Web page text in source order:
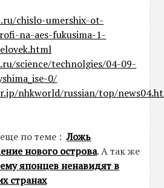
chislo-umershix-ot-
na-aes-fukusima-1-
science/technolgies/04-09-
0/
nhkworld/russian/top/
еще по теме :Ложь
нового острова. А так же
японцев ненавидят в
странах